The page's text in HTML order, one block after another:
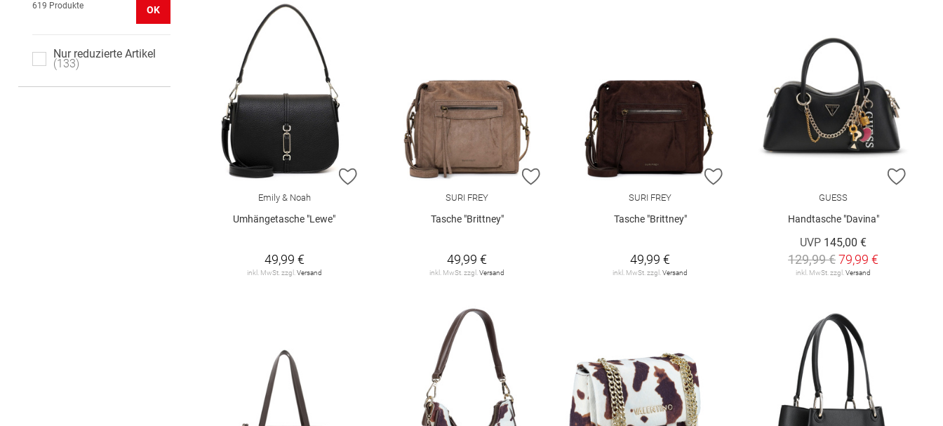
L.CREDI
LUISA CERANO
MSCH 2
619 Produkte OK
Nur reduzierte Artikel
133
ZUR WUNSCHLISTE HINZUFÜGEN
Emily & Noah
Umhängetasche "Lewe"
49,99 €
inkl. MwSt. zzgl. Versand
ZUR WUNSCHLISTE HINZUFÜGEN
SURI FREY
Tasche "Brittney"
49,99 €
inkl. MwSt. zzgl.Versand
SURI FREY
Tasche "Brittney"
49,99 €
inkl. MwSt. zzgl.Versand
ZUR
GUESS
Handtasche "Davina"
UVP 145,00 €
129,99 €79,99 €
inkl. MwSt. zzgl.Versand